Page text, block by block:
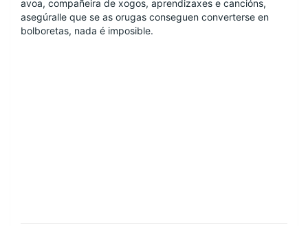
avoa, compañeira de xogos, aprendizaxes e cancións,
asegúralle que se as orugas conseguen converterse en
bolboretas, nada é imposible.